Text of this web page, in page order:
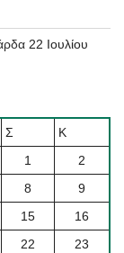
22 Ιουλίου
Σ
Κ
1
2
8
9
15
16
22
23